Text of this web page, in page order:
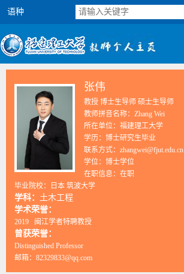
语种
张伟
教授 博士生导师 硕士生导师
教师拼音名称：Zhang Wei
所在单位：福建理工大学
学历：博士研究生毕业
联系方式：zhangwei@fjut.edu.cn
学位：博士学位
在职信息：在职
毕业院校：日本 筑波大学
学科： 土木工程
学术荣誉：
2019 闽江学者特聘教授
曾获荣誉：
Distinguished Professor
邮箱： 82329833@qq.com